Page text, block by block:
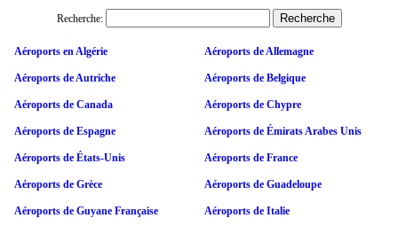
Recherche:
Aéroports en Algérie Aéroports de Allemagne
Aéroports de Autriche Aéroports de Belgique
Aéroports de Canada Aéroports de Chypre
Aéroports de Espagne Aéroports de Émirats Arabes Unis
Aéroports de États-Unis Aéroports de France
Aéroports de Grèce Aéroports de Guadeloupe
Aéroports de Guyane Française Aéroports de Italie